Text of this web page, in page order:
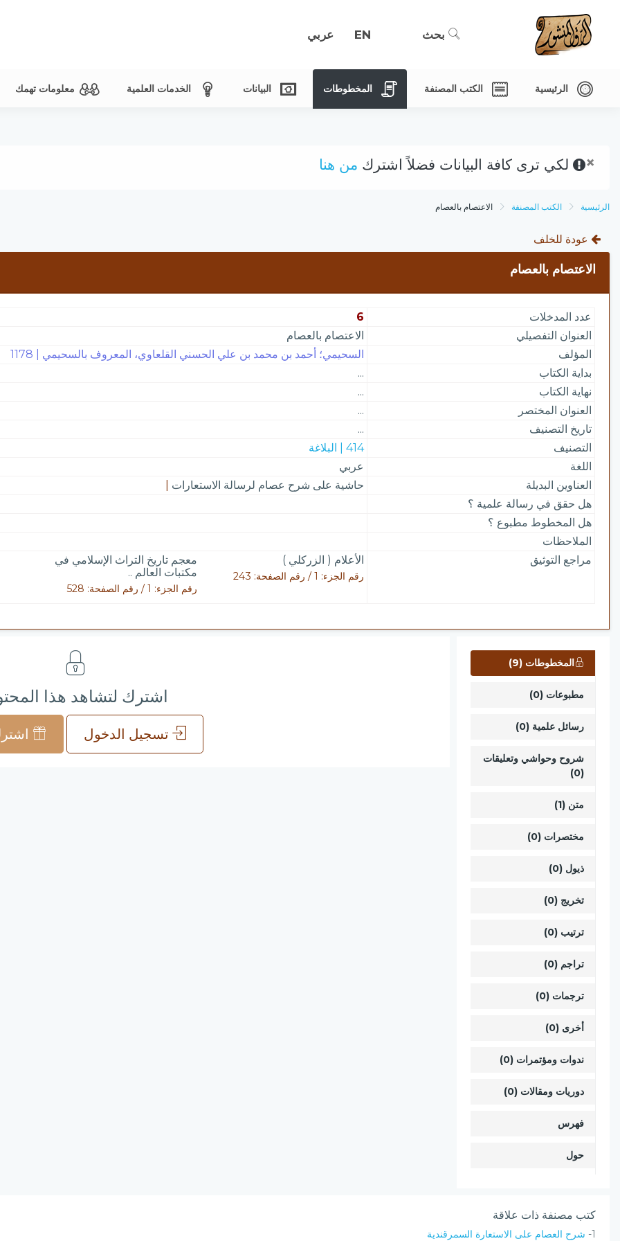
بحث EN عربي
الرئيسية الكتب المصنفة المخطوطات البيانات الخدمات العلمية معلومات تهمك
× لكي ترى كافة البيانات فضلاً اشترك من هنا
الرئيسية الكتب المصنفة الاعتصام بالعصام
عودة للخلف
الاعتصام بالعصام
عدد المدخلات
6
العنوان التفصيلي
الاعتصام بالعصام
المؤلف
السحيمي؛ أحمد بن محمد بن علي الحسني القلعاوي، المعروف بالسحيمي | 1178
بداية الكتاب
...
نهاية الكتاب
...
العنوان المختصر
...
تاريخ التصنيف
...
التصنيف
414 | البلاغة
اللغة
عربي
العناوين البديلة
حاشية على شرح عصام لرسالة الاستعارات
هل حقق في رسالة علمية ؟
هل المخطوط مطبوع ؟
الملاحظات
مراجع التوثيق
الأعلام ( الزركلي )
رقم الجزء: 1 / رقم الصفحة: 243
معجم تاريخ التراث الإسلامي في
مكتبات العالم ..
رقم الجزء: 1 / رقم الصفحة: 528
المخطوطات (9)
مطبوعات (0)
رسائل علمية (0)
شروح وحواشي وتعليقات
(0)
متن (1)
مختصرات (0)
ذيول (0)
تخريج (0)
ترتيب (0)
تراجم (0)
ترجمات (0)
أخرى (0)
ندوات ومؤتمرات (0)
دوريات ومقالات (0)
فهرس
حول
اشترك لتشاهد هذا
تسجيل الدخول
كتب مصنفة ذات علاقة
1- شرح العصام على الاستعارة السمرقندية